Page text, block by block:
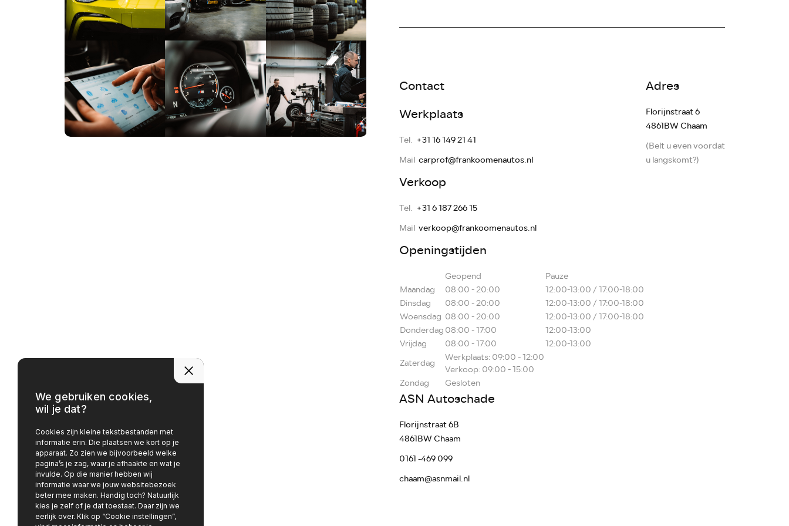
Contact
Werkplaats
Tel. +31 16 149 21 41
Mail carprof@frankoomenautos.nl
Verkoop
Tel. +31 6 187 266 15
Mail verkoop@frankoomenautos.nl
Adres
Florijnstraat 6
4861BW Chaam
(Belt u even voordat
u langskomt?)
Openingstijden
Geopend
Pauze
Maandag
08:00 - 20:00
12:00-13:00 / 17:00-18:00
Dinsdag
08:00 - 20:00
12:00-13:00 / 17:00-18:00
Woensdag 08:00 - 20:00
12:00-13:00 / 17:00-18:00
Donderdag08:00 - 17:00
12:00-13:00
Vrijdag
08:00 - 17:00
12:00-13:00
Zaterdag
Werkplaats: 09:00 - 12:00
Verkoop: 09:00 - 15:00
Zondag
Gesloten
ASN Autoschade
Florijnstraat 6B
4861BW Chaam
0161 -469 099
chaam@asnmail.nl
We gebruiken cookies,
wil je dat?
Cookies zijn kleine tekstbestanden met
informatie erin. Die plaatsen we kort op je
apparaat. Zo zien we bijvoorbeeld welke
pagina’s je zag, waar je afhaakte en wat je
invulde. Op die manier hebben wij
informatie waar we jouw websitebezoek
beter mee maken. Handig toch? Natuurlijk
kies je zelf of je dat toestaat. Daar zijn we
eerlijk over. Klik op “Cookie instellingen”,